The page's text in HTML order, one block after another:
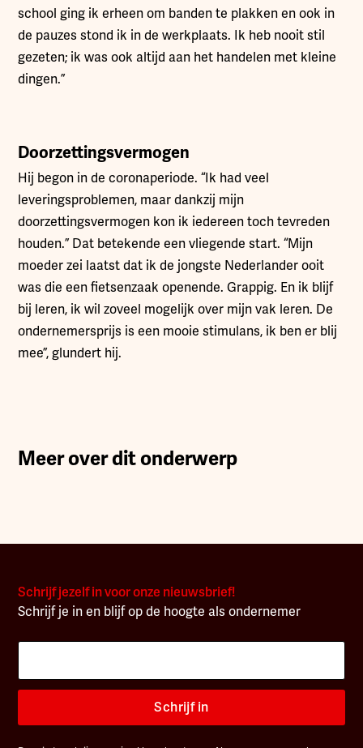
school ging ik erheen om banden te plakken en ook in
de pauzes stond ik in de werkplaats. Ik heb nooit stil
gezeten; ik was ook altijd aan het handelen met kleine
dingen.”
Doorzettingsvermogen
Hij begon in de coronaperiode. “Ik had veel
leveringsproblemen, maar dankzij mijn
doorzettingsvermogen kon ik iedereen toch tevreden
houden.” Dat betekende een vliegende start. “Mijn
moeder zei laatst dat ik de jongste Nederlander ooit
was die een fietsenzaak openende. Grappig. En ik blijf
bij leren, ik wil zoveel mogelijk over mijn vak leren. De
ondernemersprijs is een mooie stimulans, ik ben er blij
mee”, glundert hij.
Meer over dit onderwerp
Schrijf jezelf in voor onze nieuwsbrief!
Schrijf je in en blijf op de hoogte als ondernemer
Schrijf in